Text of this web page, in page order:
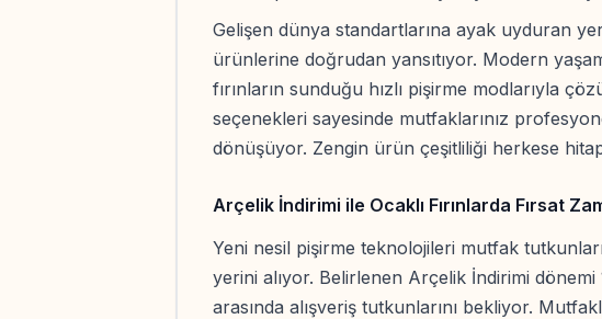
Gelişen dünya standartlarına ayak uyduran
ürünlerine doğrudan yansıtıyor. Modern
fırınların sunduğu hızlı pişirme modlarıyla
seçenekleri sayesinde mutfaklarınız
dönüşüyor. Zengin ürün çeşitliliği herkese
Arçelik İndirimi ile Ocaklı Fırınlarda Fırsat
Yeni nesil pişirme teknolojileri mutfak
yerini alıyor. Belirlenen Arçelik İndirimi
arasında alışveriş tutkunlarını bekliyor.